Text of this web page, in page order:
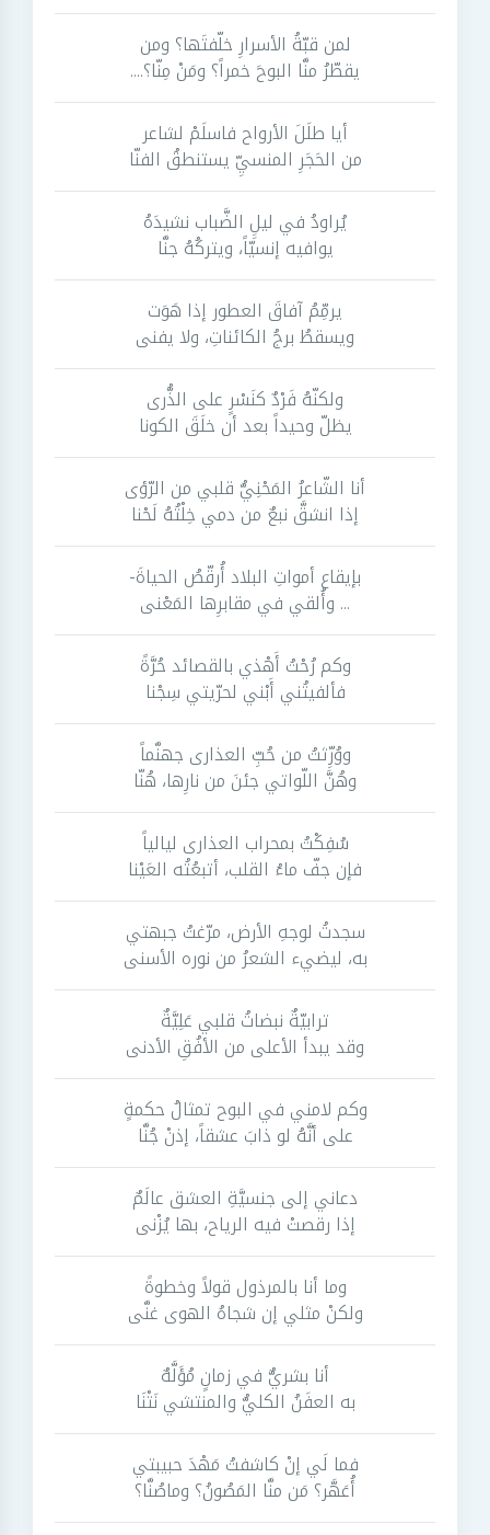
لمن قبّةُ الأسرارِ خلّفتَها؟ ومن
يقطّرُ منَّا البوحَ خمراً؟ ومَنْ مِنّا؟....
أيا طلَلَ الأرواح فاسلَمْ لشاعر
من الحَجَرِ المنسيِّ يستنطقُ الفنّا
يُراودُ في ليلِِ الضَّباب نشيدَهُ
يوافيه إنسيّاً، ويتركُهُ جنَّا
يرمِّمُ آفاقَ العطور إذا هَوَت
ويسقطُ برجُ الكائناتِ، ولا يفنى
ولكنّهُ فَرْدٌ كنَسْرٍ على الذُّرى
يظلّ وحيداً بعد أن خلَقَ الكونا
أنا الشّاعرُ المَحْنِيُّ قلبي من الرّؤى
إذا انشقَّ نبعٌ من دمي خِلْتُهُ لَحْنا
بإيقاعِ أمواتِ البلاد أُرقّصُ الحياةَ-
... وأُلقي في مقابرِها المَعْنى
وكم رُحْتُ أَهْذي بالقصائد حُرَّةً
فألفيتُني أَبْني لحرّيتي سِجْنا
ووُرِّثتُ من حُبِّ العذارى جهنَّماً
وهُنَّ اللّواتي جئنَ من نارِها، هُنّا
سُفِكْتُ بمحراب العذارى ليالياً
فإن جفّ ماءُ القلب، أتبعُتُه العَيْنا
سجدتُ لوجهِ الأرض، مرّغتُ جبهتي
به، ليضيء الشعرُ من نوره الأسنى
ترابيّةٌ نبضاتُ قلبي عَلِيَّةٌ
وقد يبدأ الأعلى من الأفُقِ الأدنى
وكم لامني في البوح تمثالُ حكمةٍ
على أنَّهُ لو ذابَ عشقاً، إذنْ جُنَّا
دعاني إلى جنسيَّةِ العشق عالَمٌ
إذا رقصتْ فيه الرياح، بها يُزْنى
وما أنا بالمرذول قولاً وخطوةً
ولكنْ مثلي إن شجاهُ الهوى غنَّى
أنا بشريٌّ في زمانٍ مُؤَلَّهٌ
به العفَنُ الكليُّ والمنتشي نَتْنَا
فما لَي إنْ كاشفتُ مَهْدَ حبيبتي
أُعَهَّر؟ مَن منَّا المَصُونُ؟ وماصُنَّا؟